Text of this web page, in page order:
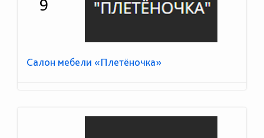
9
Салон мебели «Плетёночка»